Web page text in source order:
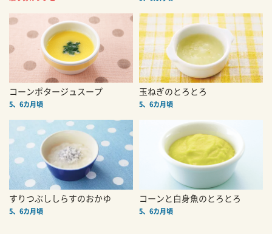
コーンポタージュスープ
5、6カ月頃
玉ねぎのとろとろ
5、6カ月頃
すりつぶししらすのおかゆ
5、6カ月頃
コーンと白身魚のとろとろ
5、6カ月頃